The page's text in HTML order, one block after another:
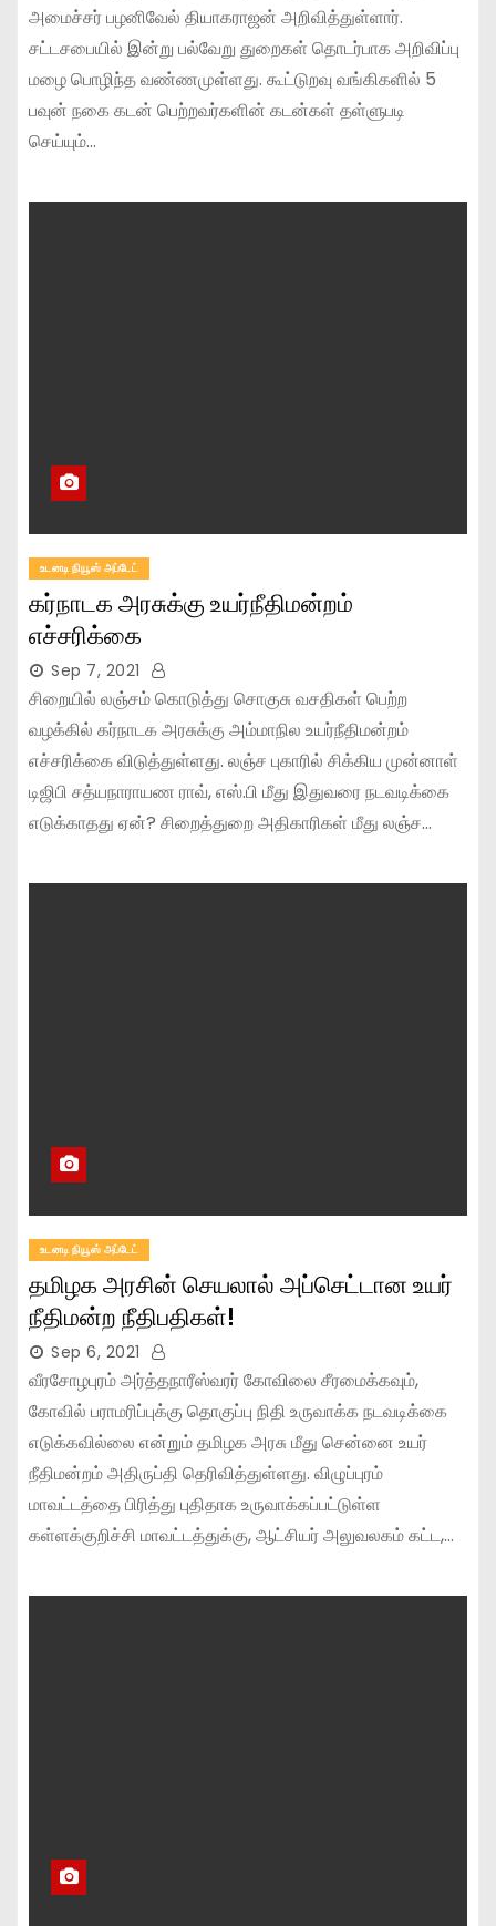
அமைச்சர் பழனிவேல் தியாகராஜன் அறிவித்துள்ளார்.
சட்டசபையில் இன்று பல்வேறு துறைகள் தொடர்பாக அறிவிப்பு
மழை பொழிந்த வண்ணமுள்ளது. கூட்டுறவு வங்கிகளில் 5
பவுன் நகை கடன் பெற்றவர்களின் கடன்கள் தள்ளுபடி
செய்யும்…
உடனடி நியூஸ் அப்டேட்
கர்நாடக அரசுக்கு உயர்நீதிமன்றம்
எச்சரிக்கை
Sep 7, 2021
சிறையில் லஞ்சம் கொடுத்து சொகுசு வசதிகள் பெற்ற
வழக்கில் கர்நாடக அரசுக்கு அம்மாநில உயர்நீதிமன்றம்
எச்சரிக்கை விடுத்துள்ளது. லஞ்ச புகாரில் சிக்கிய முன்னாள்
டிஜிபி சத்யநாராயண ராவ், எஸ்.பி மீது இதுவரை நடவடிக்கை
எடுக்காதது ஏன்? சிறைத்துறை அதிகாரிகள் மீது லஞ்ச…
உடனடி நியூஸ் அப்டேட்
தமிழக அரசின் செயலால் அப்செட்டான உயர்
நீதிமன்ற நீதிபதிகள்!
Sep 6, 2021
வீரசோழபுரம் அர்த்தநாரீஸ்வரர் கோவிலை சீரமைக்கவும்,
கோவில் பராமரிப்புக்கு தொகுப்பு நிதி உருவாக்க நடவடிக்கை
எடுக்கவில்லை என்றும் தமிழக அரசு மீது சென்னை உயர்
நீதிமன்றம் அதிருப்தி தெரிவித்துள்ளது. விழுப்புரம்
மாவட்டத்தை பிரித்து புதிதாக உருவாக்கப்பட்டுள்ள
கள்ளக்குறிச்சி மாவட்டத்துக்கு, ஆட்சியர் அலுவலகம் கட்ட,…